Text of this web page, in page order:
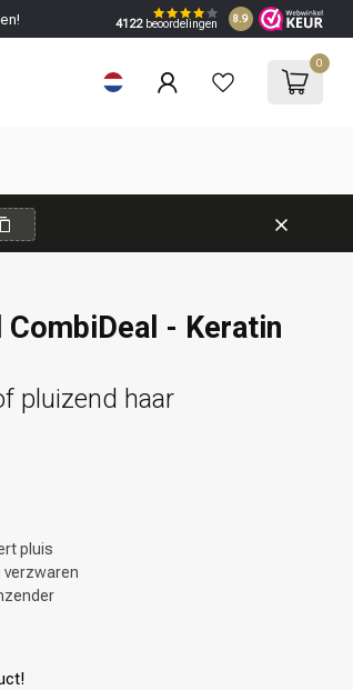
4122beoordelingen 8.9
0
CombiDeal - Keratin
pluizend haar
pluis
verzwaren